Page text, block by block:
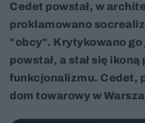
Cedet powstał, w
proklamowano
"obcy". Krytykowano go
powstał, a stał się
funkcjonalizmu. Cedet,
dom towarowy w